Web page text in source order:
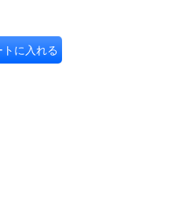
トに入れる